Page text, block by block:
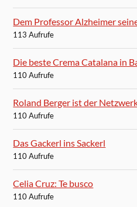
Dem Professor Alzheimer
113 Aufrufe
Die beste Crema Catalana in
110 Aufrufe
Roland Berger ist der
110 Aufrufe
Das Gackerl ins Sackerl
110 Aufrufe
Celia Cruz: Te busco
110 Aufrufe